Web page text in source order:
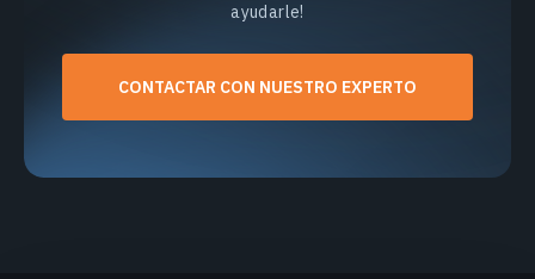
ayudarle!
CONTACTAR CON NUESTRO EXPERTO